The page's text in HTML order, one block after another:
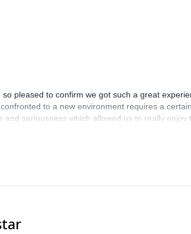
pleased to confirm we got such a great
to a new environment requires a
and seriousness which allowed us to really
was very discreet but always acted to ensure